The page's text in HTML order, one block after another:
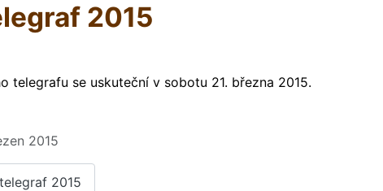
2015
telegrafu se uskuteční v sobotu 21. března 2015.
2015
2015